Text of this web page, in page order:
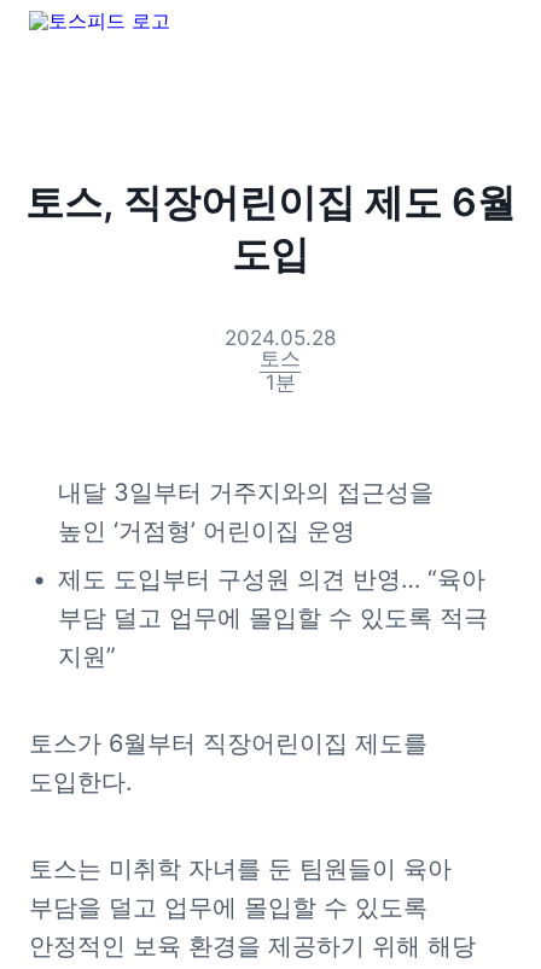
토스, 직장어린이집 제도 6월
도입
2024.05.28
토스
1분
내달 3일부터 거주지와의 접근성을
높인 ‘거점형’ 어린이집 운영
제도 도입부터 구성원 의견 반영… “육아
부담 덜고 업무에 몰입할 수 있도록 적극
지원”
토스가 6월부터 직장어린이집 제도를
도입한다.
토스는 미취학 자녀를 둔 팀원들이 육아
부담을 덜고 업무에 몰입할 수 있도록
안정적인 보육 환경을 제공하기 위해 해당